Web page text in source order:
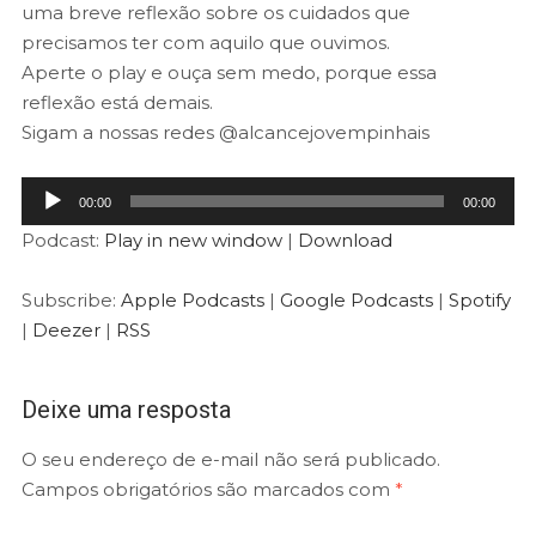
uma breve reflexão sobre os cuidados que
precisamos ter com aquilo que ouvimos.
Aperte o play e ouça sem medo, porque essa
reflexão está demais.
Sigam a nossas redes @alcancejovempinhais
Tocador
de
áudio
00:00 00:00
Podcast: Play in new window| Download
Subscribe: Apple Podcasts| Google Podcasts| Spotify
| Deezer| RSS
Deixe uma resposta
O seu endereço de e-mail não será publicado.
Campos obrigatórios são marcados com *